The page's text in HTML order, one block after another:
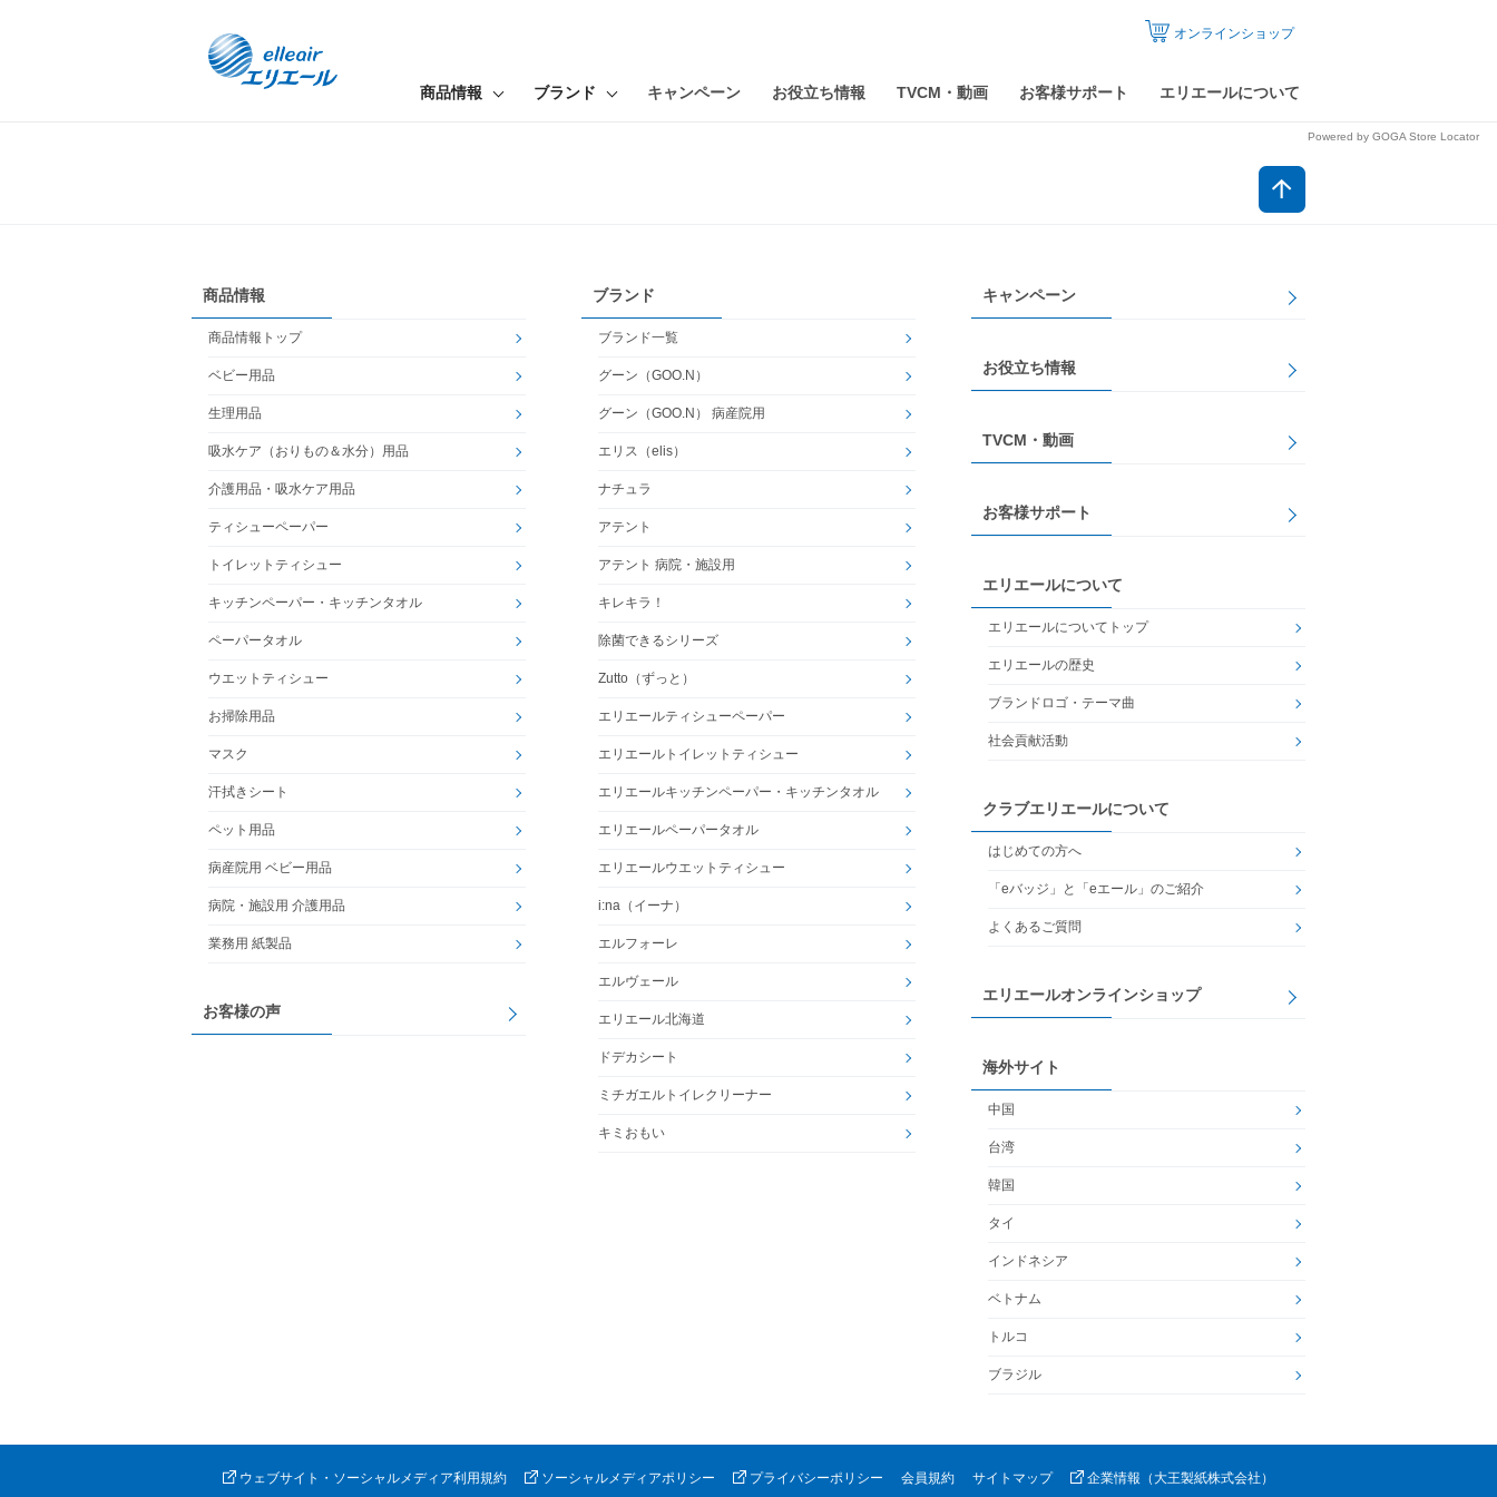
商品情報 ブランド キャンペーン お役立ち情報 TVCM・動画 お客様サポート エリエールについて
オンラインショップ
Powered by GOGA Store Locator
商品情報
商品情報トップ
ベビー用品
生理用品
吸水ケア（おりもの＆水分）用品
介護用品・吸水ケア用品
ティシューペーパー
トイレットティシュー
キッチンペーパー・キッチンタオル
ペーパータオル
ウエットティシュー
お掃除用品
マスク
汗拭きシート
ペット用品
病産院用 ベビー用品
病院・施設用 介護用品
業務用 紙製品
お客様の声
ブランド
ブランド一覧
グーン（GOO.N）
グーン（GOO.N） 病産院用
エリス（elis）
ナチュラ
アテント
アテント 病院・施設用
キレキラ！
除菌できるシリーズ
Zutto（ずっと）
エリエールティシューペーパー
エリエールトイレットティシュー
エリエールキッチンペーパー・キッチンタオル
エリエールペーパータオル
エリエールウエットティシュー
i:na（イーナ）
エルフォーレ
エルヴェール
エリエール北海道
ドデカシート
ミチガエルトイレクリーナー
キミおもい
キャンペーン
お役立ち情報
TVCM・動画
お客様サポート
エリエールについて
エリエールについてトップ
エリエールの歴史
ブランドロゴ・テーマ曲
社会貢献活動
クラブエリエールについて
はじめての方へ
「eバッジ」と「eエール」のご紹介
よくあるご質問
エリエールオンラインショップ
海外サイト
中国
台湾
韓国
タイ
インドネシア
ベトナム
トルコ
ブラジル
ウェブサイト・ソーシャルメディア利用規約 ソーシャルメディアポリシー プライバシーポリシー 会員規約 サイトマップ 企業情報（大王製紙株式会社）